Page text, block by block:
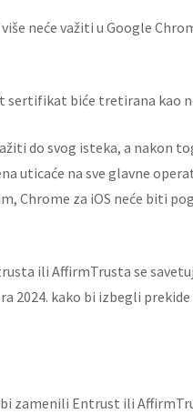
neće važiti u Google
sertifikat biće tretirana kao
do svog isteka, a nakon
uticaće na sve glavne
Chrome za iOS neće biti
ili AffirmTrusta se
2024. kako bi izbegli
zamenili Entrust ili